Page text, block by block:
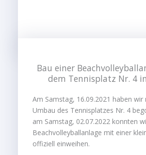
Bau einer
dem Tennisplatz Nr. 4
Am Samstag, 16.09.2021 haben wir
Umbau des Tennisplatzes Nr. 4
am Samstag, 02.07.2022 konnten
Beachvolleyballanlage mit einer
offiziell einweihen.